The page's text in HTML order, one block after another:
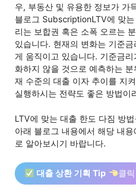
우, 부동산 및 유용한 정보가 가
블로그 SubscriptionLTV에 맞
리는 보합권 혹은 소폭 오르는
있습니다. 현재의 변화는 기준
게 움직이고 있습니다. 기준금
화하지 않을 것으로 예측하는
재 수준의 대출 이자 추이를 지
실행하시는 전략도 좋은 방법이
LTV에 맞는 대출 한도 다짐 방
아래 블로그 내용에서 해당 내
로 알아보시기 바랍니다.
대출 상환 기획 Tip 클릭